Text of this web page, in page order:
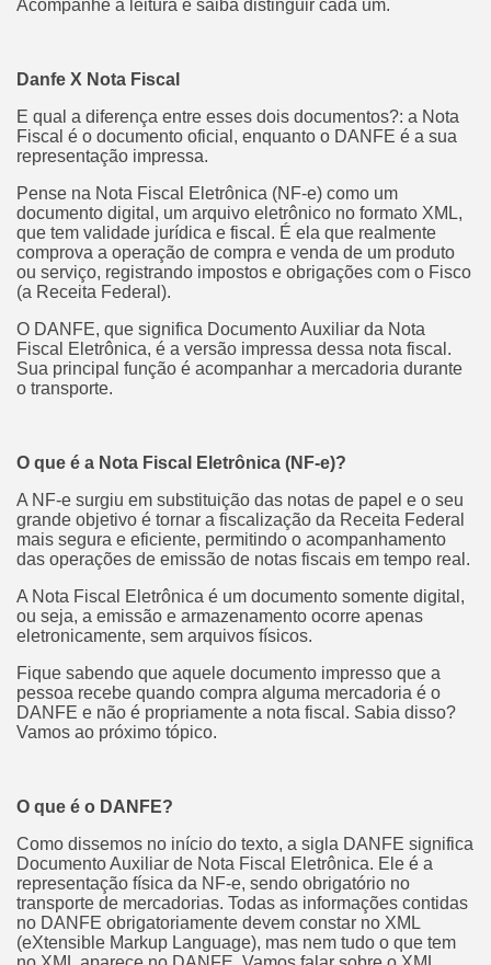
Acompanhe a leitura e saiba distinguir cada um.
Danfe X Nota Fiscal
E qual a diferença entre esses dois documentos?: a Nota
Fiscal é o documento oficial, enquanto o DANFE é a sua
representação impressa.
Pense na Nota Fiscal Eletrônica (NF-e) como um
documento digital, um arquivo eletrônico no formato XML,
que tem validade jurídica e fiscal. É ela que realmente
comprova a operação de compra e venda de um produto
ou serviço, registrando impostos e obrigações com o Fisco
(a Receita Federal).
O DANFE, que significa Documento Auxiliar da Nota
Fiscal Eletrônica, é a versão impressa dessa nota fiscal.
Sua principal função é acompanhar a mercadoria durante
o transporte.
O que é a Nota Fiscal Eletrônica (NF-e)?
A NF-e surgiu em substituição das notas de papel e o seu
grande objetivo é tornar a fiscalização da Receita Federal
mais segura e eficiente, permitindo o acompanhamento
das operações de emissão de notas fiscais em tempo real.
A Nota Fiscal Eletrônica é um documento somente digital,
ou seja, a emissão e armazenamento ocorre apenas
eletronicamente, sem arquivos físicos.
Fique sabendo que aquele documento impresso que a
pessoa recebe quando compra alguma mercadoria é o
DANFE e não é propriamente a nota fiscal. Sabia disso?
Vamos ao próximo tópico.
O que é o DANFE?
Como dissemos no início do texto, a sigla DANFE significa
Documento Auxiliar de Nota Fiscal Eletrônica. Ele é a
representação física da NF-e, sendo obrigatório no
transporte de mercadorias. Todas as informações contidas
no DANFE obrigatoriamente devem constar no XML
(eXtensible Markup Language), mas nem tudo o que tem